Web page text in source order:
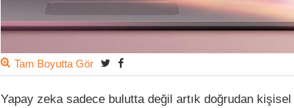
Tam Boyutta Gör
Yapay zeka sadece bulutta değil artık doğrudan